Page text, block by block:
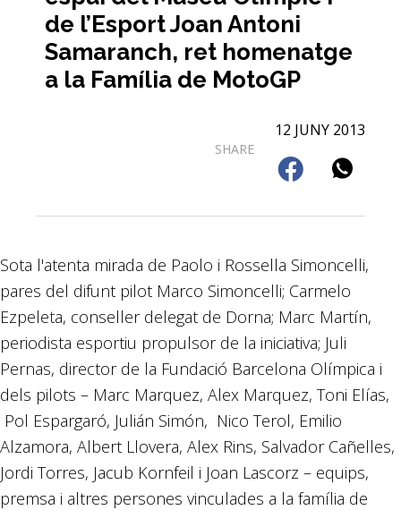
de l’Esport Joan Antoni
Samaranch, ret homenatge
a la Família de MotoGP
12 JUNY 2013
SHARE
Sota l'atenta mirada de Paolo i Rossella Simoncelli,
pares del difunt pilot Marco Simoncelli; Carmelo
Ezpeleta, conseller delegat de Dorna; Marc Martín,
periodista esportiu propulsor de la iniciativa; Juli
Pernas, director de la Fundació Barcelona Olímpica i
dels pilots – Marc Marquez, Alex Marquez, Toni Elías,
Pol Espargaró, Julián Simón, Nico Terol, Emilio
Alzamora, Albert Llovera, Alex Rins, Salvador Cañelles,
Jordi Torres, Jacub Kornfeil i Joan Lascorz – equips,
premsa i altres persones vinculades a la família de